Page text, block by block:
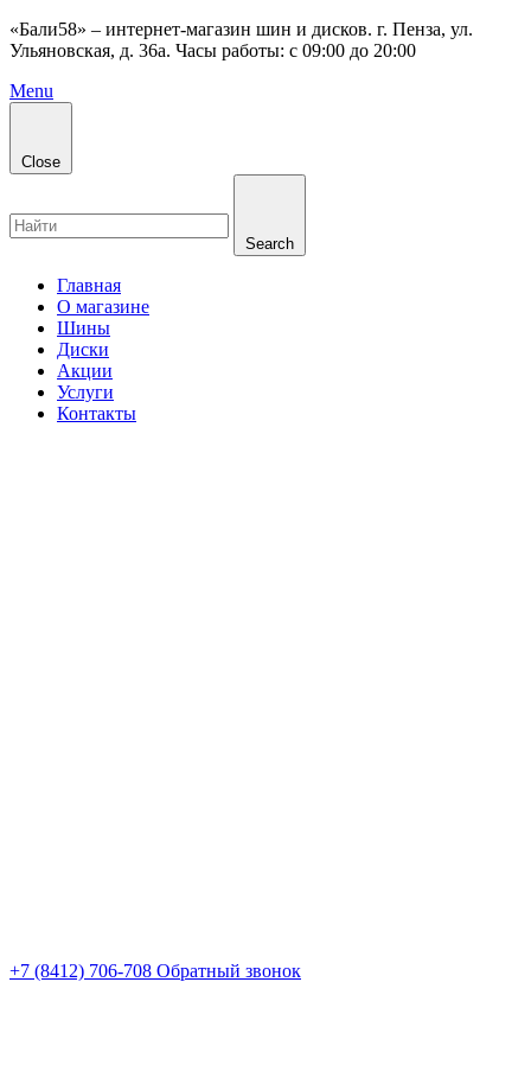
«Бали58» – интернет-магазин шин и дисков. г. Пенза, ул.
Ульяновская, д. 36а. Часы работы: с 09:00 до 20:00
Menu
Close
Search
Главная
О магазине
Шины
Диски
Акции
Услуги
Контакты
+7 (8412) 706-708 Обратный звонок